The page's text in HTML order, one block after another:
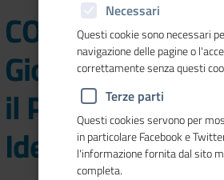
COMO-LECCO -
Giornata
il Premio
Ideaimpresa
Necessari
Questi cookie sono necessari
navigazione delle pagine o
correttamente senza questi
Terze parti
Questi cookies servono per
in particolare Facebook e
l'informazione fornita dal sito
completa.